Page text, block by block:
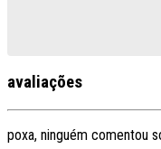
avaliações
poxa, ninguém comentou